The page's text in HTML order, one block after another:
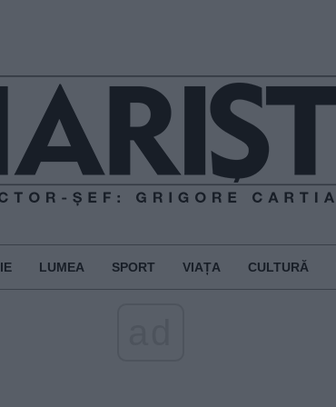
LUMEA SPORT VIAȚA CULTURĂ